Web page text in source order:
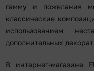
гамму и пожелания
классические
использованием
дополнительных
В интернет-магазине